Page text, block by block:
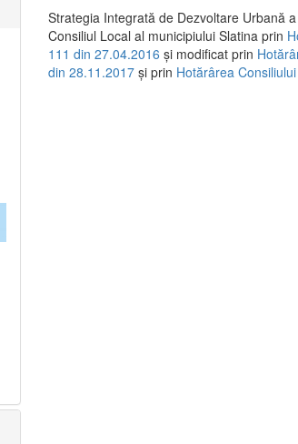
Strategia Integrată de Dezvoltare Urbană
Consiliul Local al municipiului Slatina prin
111 din 27.04.2016 și modificat prin
din 28.11.2017 și prin Hotărârea